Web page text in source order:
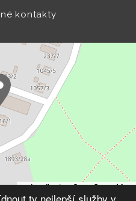
kontakty
Leaflet | © OpenStreetMap